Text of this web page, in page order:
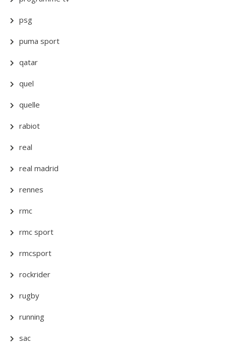
psg
puma sport
qatar
quel
quelle
rabiot
real
real madrid
rennes
rmc
rmc sport
rmcsport
rockrider
rugby
running
sac